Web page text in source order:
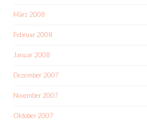
März 2008
Februar 2008
Januar 2008
Dezember 2007
November 2007
Oktober 2007